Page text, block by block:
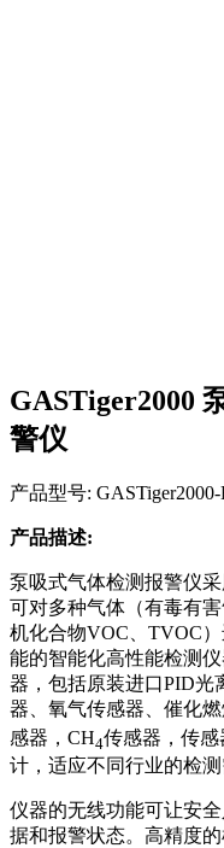
GASTiger2000
警仪
产品型号:
产品描述:
泵吸式气体检测报警仪
可对多种气体（有毒有
机化合物VOC、TVOC
能的智能化高性能检测
器，包括原装进口PID光
器、氧气传感器、催化
感器，CH4传感器，传
计，适应不同行业的检测
仪器的无线功能可让安
据和报警状态。高精度